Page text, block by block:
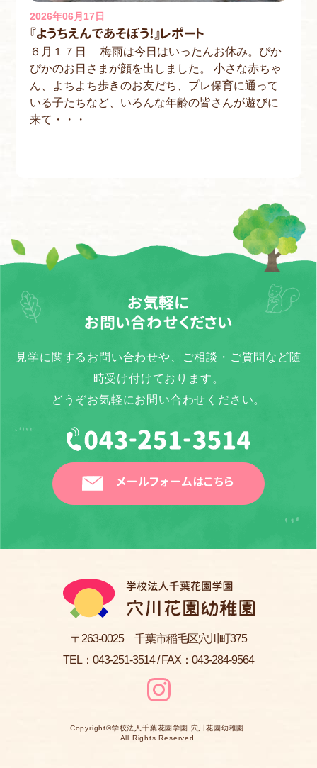
2026年06月17日
『ようちえんであそぼう!』レポート
６月１７日 梅雨は今日はいったんお休み。ぴか
ぴかのお日さまが顔を出しました。 小さな赤ちゃ
ん、よちよち歩きのお友だち、プレ保育に通って
いる子たちなど、いろんな年齢の皆さんが遊びに
来て・・・
お気軽に
お問い合わせください
見学に関するお問い合わせや、ご相談・ご質問など随
時受け付けております。
どうぞお気軽にお問い合わせください。
メールフォームはこちら
〒263-0025 千葉市稲毛区穴川町375
TEL： 043-251-3514/ FAX：043-284-9564
Copyright©学校法人千葉花園学園 穴川花園幼稚園
All Rights Reserved.